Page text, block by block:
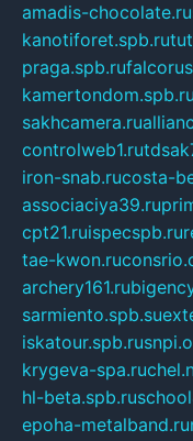
amadis-chocolate.ru
kanotiforet.spb.ru
praga.spb.ru
kamertondom.spb.ru
sakhcamera.ru
controlweb1.ru
iron-snab.rucosta-
associaciya39.ru
cpt21.ruispecspb.ru
tae-kwon.ru
archery161.ru
sarmiento.spb.su
iskatour.spb.ru
krygeva-spa.ru
hl-beta.spb.ru
epoha-metalband.ru